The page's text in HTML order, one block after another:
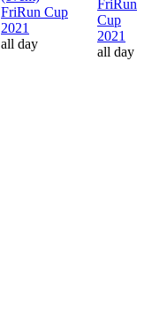
FriRun Cup
2021
all day
FriRun
Cup
2021
all day